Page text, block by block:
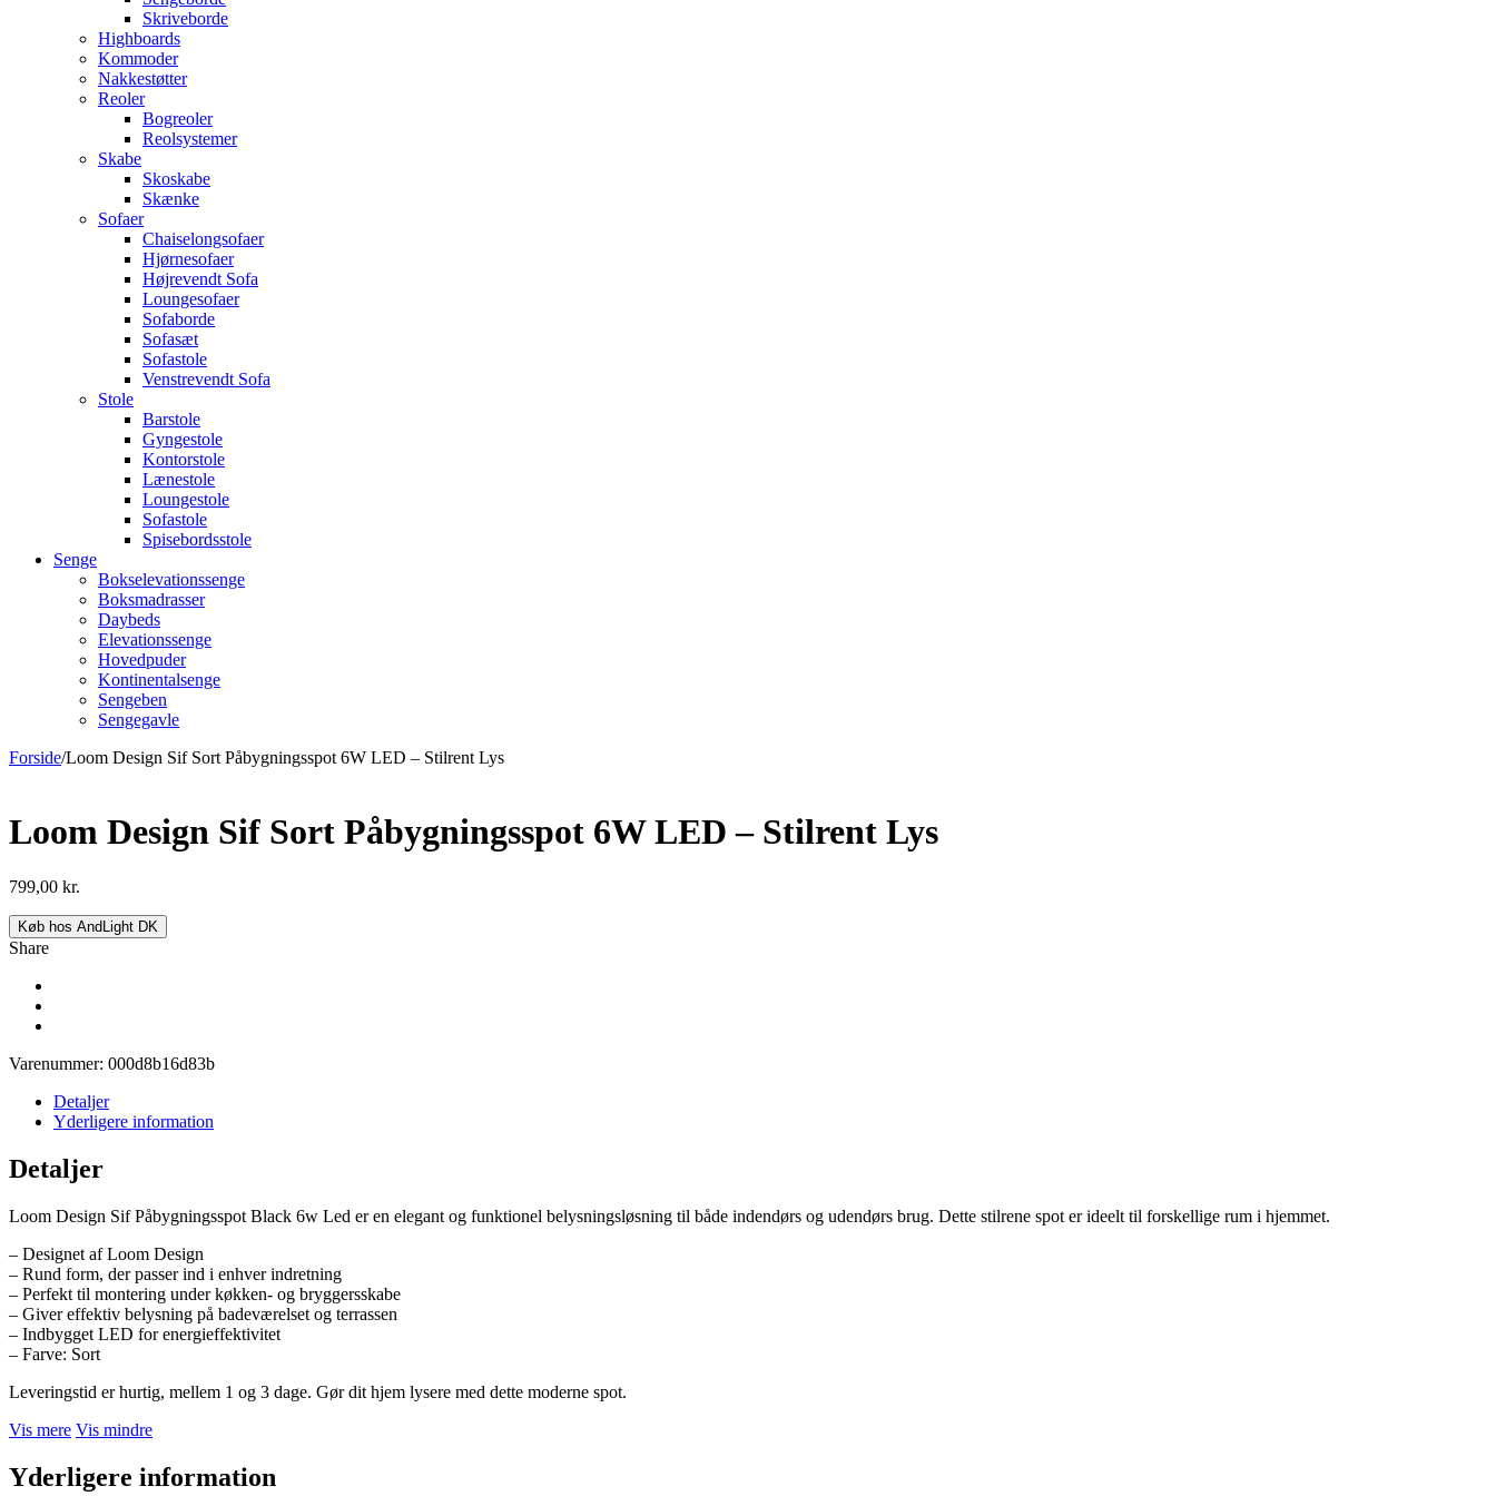
Skriveborde
Highboards
Kommoder
Nakkestøtter
Reoler
Bogreoler
Reolsystemer
Skabe
Skoskabe
Skænke
Sofaer
Chaiselongsofaer
Hjørnesofaer
Højrevendt Sofa
Loungesofaer
Sofaborde
Sofasæt
Sofastole
Venstrevendt Sofa
Stole
Barstole
Gyngestole
Kontorstole
Lænestole
Loungestole
Sofastole
Spisebordsstole
Senge
Bokselevationssenge
Boksmadrasser
Daybeds
Elevationssenge
Hovedpuder
Kontinentalsenge
Sengeben
Sengegavle
Forside/Loom Design Sif Sort Påbygningsspot 6W LED – Stilrent Lys
Loom Design Sif Sort Påbygningsspot 6W LED – Stilrent Lys
799,00 kr.
Køb hos AndLight DK
Share
Varenummer: 000d8b16d83b
Detaljer
Yderligere information
Detaljer
Loom Design Sif Påbygningsspot Black 6w Led er en elegant og funktionel belysningsløsning til både indendørs og udendørs brug. Dette stilrene spot er ideelt til forskellige rum i hjemmet.
– Designet af Loom Design
– Rund form, der passer ind i enhver indretning
– Perfekt til montering under køkken- og bryggersskabe
– Giver effektiv belysning på badeværelset og terrassen
– Indbygget LED for energieffektivitet
– Farve: Sort
Leveringstid er hurtig, mellem 1 og 3 dage. Gør dit hjem lysere med dette moderne spot.
Vis mere Vis mindre
Yderligere information